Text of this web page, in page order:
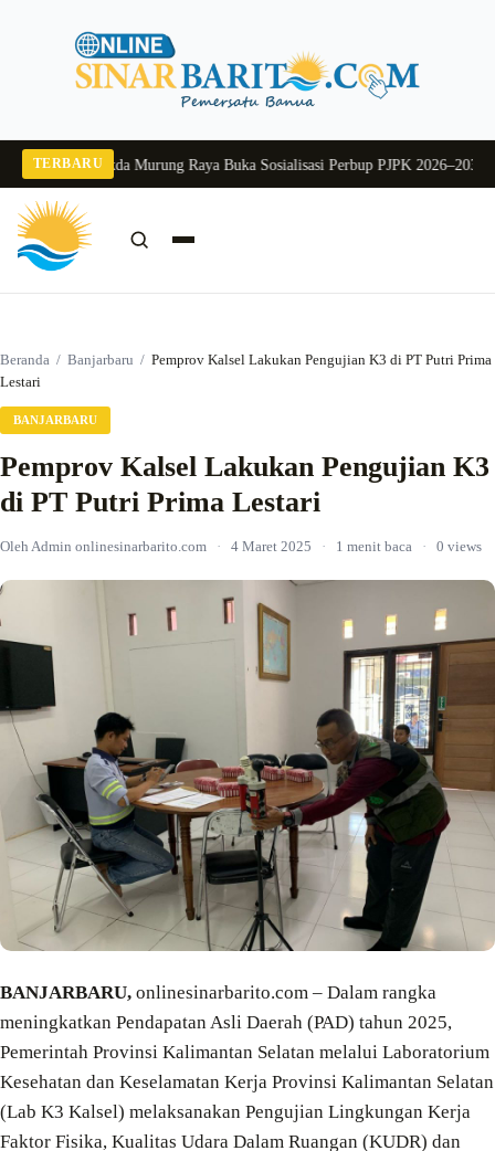
TERBARU
2026Pj Sekda Murung Raya Buka Sosialisasi Perbup PJPK 2026–2030
Beranda / Banjarbaru / Pemprov Kalsel Lakukan Pengujian K3 di PT Putri Prima
Lestari
BANJARBARU
Pemprov Kalsel Lakukan Pengujian K3
di PT Putri Prima Lestari
Oleh Admin onlinesinarbarito.com · 4 Maret 2025 · 1 menit baca · 0 views
BANJARBARU, onlinesinarbarito.com – Dalam rangka
meningkatkan Pendapatan Asli Daerah (PAD) tahun 2025,
Pemerintah Provinsi Kalimantan Selatan melalui Laboratorium
Kesehatan dan Keselamatan Kerja Provinsi Kalimantan Selatan
(Lab K3 Kalsel) melaksanakan Pengujian Lingkungan Kerja
Faktor Fisika, Kualitas Udara Dalam Ruangan (KUDR) dan